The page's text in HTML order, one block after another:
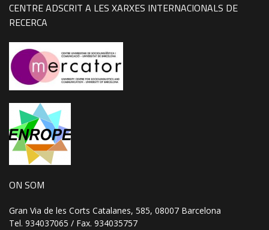
CENTRE ADSCRIT A LES XARXES INTERNACIONALS DE
RECERCA
ON SOM
Gran Via de les Corts Catalanes, 585, 08007 Barcelona
Tel. 934037065 / Fax. 934035757